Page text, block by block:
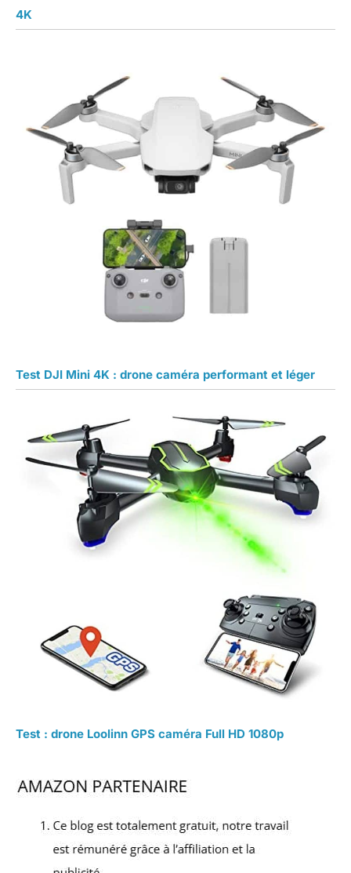
4K
Test DJI Mini 4K : drone caméra performant et léger
Test : drone Loolinn GPS caméra Full HD 1080p